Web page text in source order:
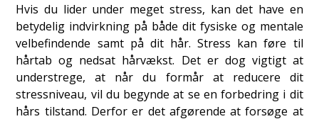
Hvis du lider under meget stress, kan det have en
betydelig indvirkning på både dit fysiske og mentale
velbefindende samt på dit hår. Stress kan føre til
hårtab og nedsat hårvækst. Det er dog vigtigt at
understrege, at når du formår at reducere dit
stressniveau, vil du begynde at se en forbedring i dit
hårs tilstand. Derfor er det afgørende at forsøge at